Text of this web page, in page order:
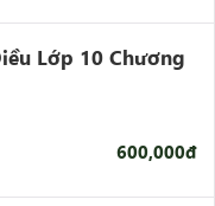
Lớp 10 Chương
600,000đ